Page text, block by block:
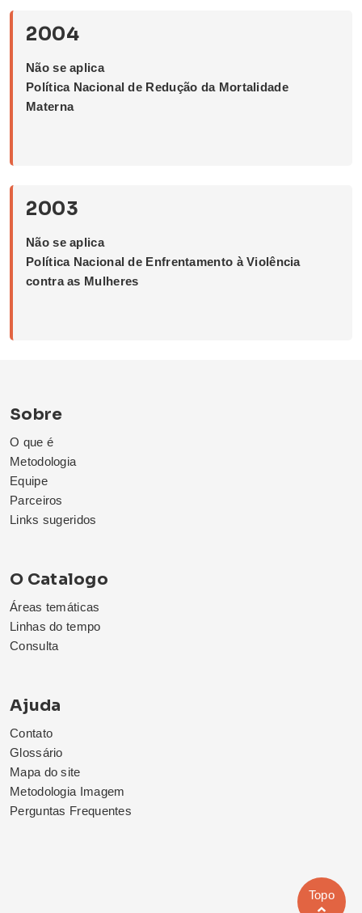
2004
Não se aplica
Política Nacional de Redução da Mortalidade
Materna
2003
Não se aplica
Política Nacional de Enfrentamento à Violência
contra as Mulheres
Sobre
O que é
Metodologia
Equipe
Parceiros
Links sugeridos
O Catalogo
Áreas temáticas
Linhas do tempo
Consulta
Ajuda
Contato
Glossário
Mapa do site
Metodologia Imagem
Perguntas Frequentes
Topo